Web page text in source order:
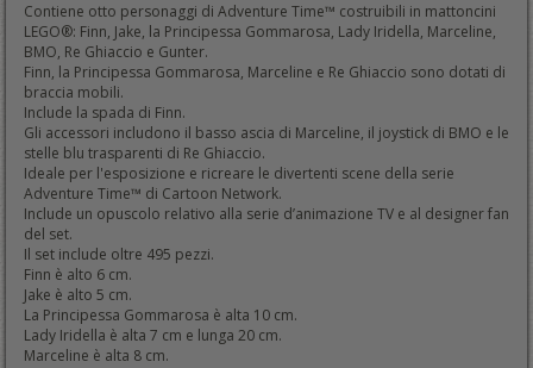
Contiene otto personaggi di Adventure Time™ costruibili in mattoncini
LEGO®: Finn, Jake, la Principessa Gommarosa, Lady Iridella, Marceline,
BMO, Re Ghiaccio e Gunter.
Finn, la Principessa Gommarosa, Marceline e Re Ghiaccio sono dotati di
braccia mobili.
Include la spada di Finn.
Gli accessori includono il basso ascia di Marceline, il joystick di BMO e le
stelle blu trasparenti di Re Ghiaccio.
Ideale per l'esposizione e ricreare le divertenti scene della serie
Adventure Time™ di Cartoon Network.
Include un opuscolo relativo alla serie d’animazione TV e al designer fan
del set.
Il set include oltre 495 pezzi.
Finn è alto 6 cm.
Jake è alto 5 cm.
La Principessa Gommarosa è alta 10 cm.
Lady Iridella è alta 7 cm e lunga 20 cm.
Marceline è alta 8 cm.